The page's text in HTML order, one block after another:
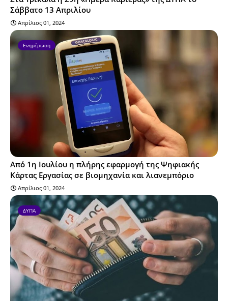
Σάββατο 13 Απριλίου
Απρίλιος 01, 2024
Ενημέρωση
Από 1η Ιουλίου η πλήρης εφαρμογή της Ψηφιακής
Κάρτας Εργασίας σε βιομηχανία και λιανεμπόριο
Απρίλιος 01, 2024
ΔΥΠΑ